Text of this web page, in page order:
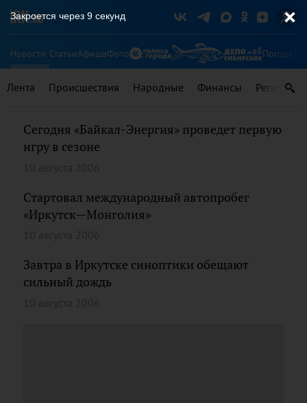
Новости СтатьиАфишаФото Погода
Лента Происшествия Народные Финансы Регионы
Сегодня «Байкал-Энергия» проведет первую
игру в сезоне
Стартовал международный автопробег
«Иркутск—Монголия»
Завтра в Иркутске синоптики обещают
сильный дождь
Закроется через 9 секунд